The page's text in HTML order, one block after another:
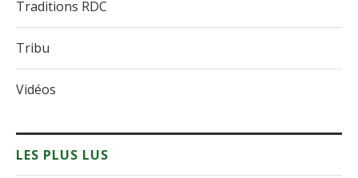
Traditions RDC
Tribu
Vidéos
LES PLUS LUS